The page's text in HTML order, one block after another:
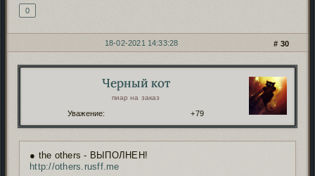
0
30
18-02-2021 14:33:28
Черный кот
пиар на заказ
Уважение: +79
● the others - ВЫПОЛНЕН!
http://others.rusff.me